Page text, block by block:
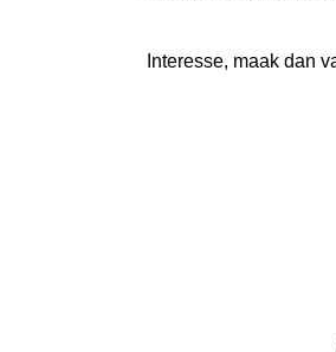
Interesse, maak dan